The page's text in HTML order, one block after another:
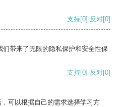
支持[0] 反对[0]
带来了无限的隐私保护和安全性保
支持[0] 反对[0]
可以根据自己的需求选择学习方